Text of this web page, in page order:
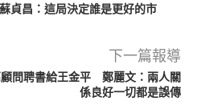
貞昌：這局決定誰是更好的市
下一篇報導
問聘書給王金平 鄭麗文：兩人關
係良好一切都是誤傳